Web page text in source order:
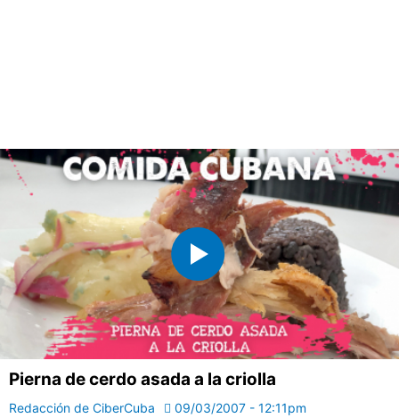
Pierna de cerdo asada a la criolla
Redacción de CiberCuba 09/03/2007 - 12:11pm